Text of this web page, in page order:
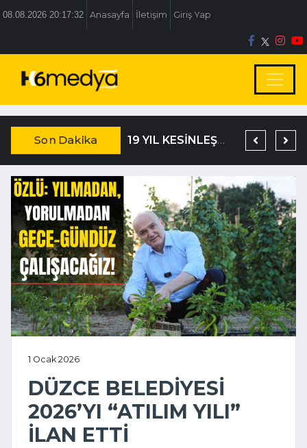
08.08.2026 20:17:32 Anasayfa İletişim Giriş Yap
Son Dakika 19 YIL KESİNLEŞMİŞ HAPİS CEZASIYLA ARANIYORDU
1 Ocak 2026
DÜZCE BELEDİYESİ
2026’YI “ATILIM YILI”
İLAN ETTİ